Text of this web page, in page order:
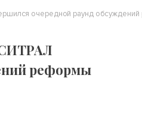
очередной раунд
реформы